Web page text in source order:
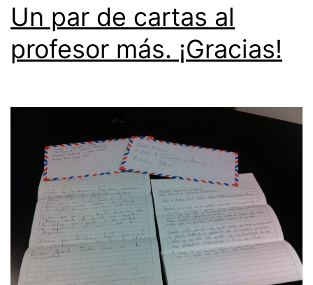
Un par de cartas al
profesor más. ¡Gracias!